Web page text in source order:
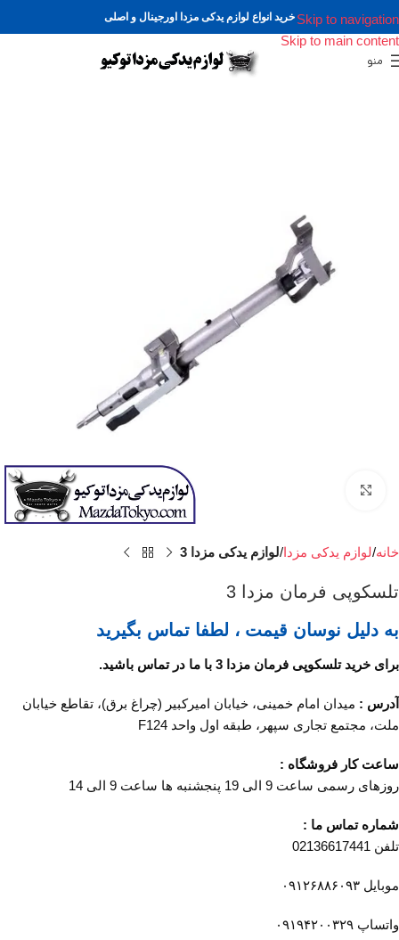
Skip to navigation
Skip to main content
خرید انواع لوازم یدکی مزدا اورجینال و اصلی
منو
خانه لوازم یدکی مزدا لوازم یدکی مزدا 3
تلسکوپی فرمان مزدا 3
به دلیل نوسان قیمت ، لطفا تماس بگیرید
برای خرید تلسکوپی فرمان مزدا 3 با ما در تماس باشید.
آدرس : میدان امام خمینی، خیابان امیرکبیر (چراغ برق)، تقاطع خیابان
ملت، مجتمع تجاری سپهر، طبقه اول واحد F124
ساعت کار فروشگاه :
روزهای رسمی ساعت 9 الی 19 پنجشنبه ها ساعت 9 الی 14
شماره تماس ما :
تلفن 02136617441
موبایل ۰۹۱۲۶۸۸۶۰۹۳
واتساپ ۰۹۱۹۴۲۰۰۳۲۹